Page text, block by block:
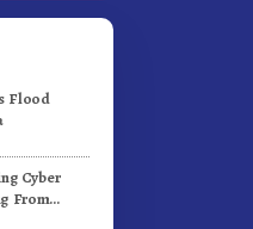
Pemkab Karo Gelar Gerak
Jalan Kemerdekaan.!
Flood
Cyber
From